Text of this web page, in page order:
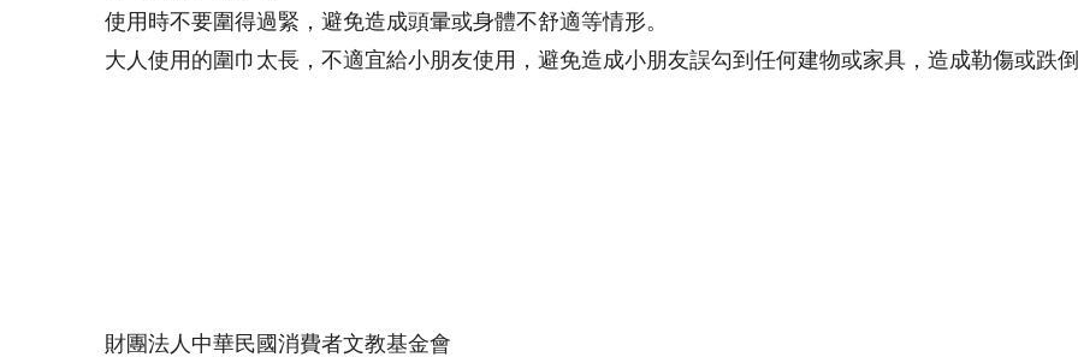
使用時不要圍得過緊，避免造成頭暈或身體不舒適等情形。
大人使用的圍巾太長，不適宜給小朋友使用，避免造成小朋友誤勾到任何建物或家具，造成勒傷或跌
財團法人中華民國消費者文教基金會